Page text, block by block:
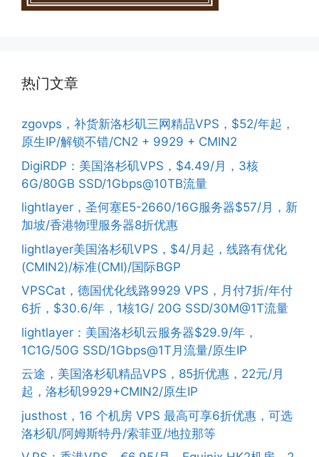
热门文章
zgovps，补货新洛杉矶三网精品VPS，$52/年起，
原生IP/解锁不错/CN2 + 9929 + CMIN2
DigiRDP：美国洛杉矶VPS，$4.49/月，3核
6G/80GB SSD/1Gbps@10TB流量
lightlayer，圣何塞E5-2660/16G服务器$57/月，新
加坡/香港物理服务器8折优惠
lightlayer美国洛杉矶VPS，$4/月起，线路有优化
(CMIN2)/标准(CMI)/国际BGP
VPSCat，德国优化线路9929 VPS，月付7折/年付
6折，$30.6/年，1核1G/ 20G SSD/30M@1T流量
lightlayer：美国洛杉矶云服务器$29.9/年，
1C1G/50G SSD/1Gbps@1T月流量/原生IP
云途，美国洛杉矶精品VPS，85折优惠，22元/月
起，洛杉矶9929+CMIN2/原生IP
justhost，16 个机房 VPS 最高可享6折优惠，可选
洛杉矶/阿姆斯特丹/索菲亚/地拉那等